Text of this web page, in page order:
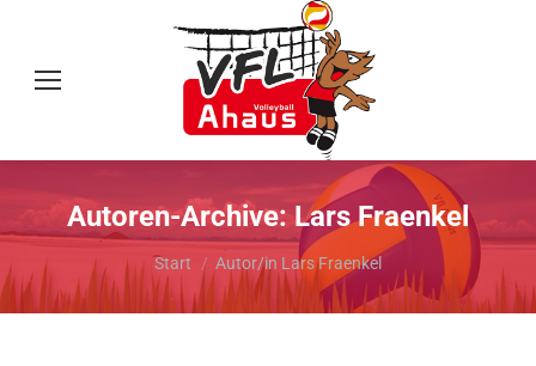
Autoren-Archive:Lars Fraenkel
Sie befinden sich hier:
Start Autor/in Lars Fraenkel